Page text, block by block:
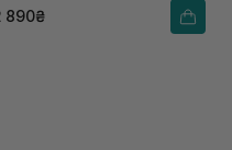
890₴